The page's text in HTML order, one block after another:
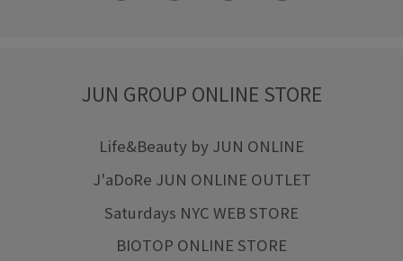
JUN GROUP ONLINE STORE
Life&Beauty by JUN ONLINE
J'aDoRe JUN ONLINE OUTLET
Saturdays NYC WEB STORE
BIOTOP ONLINE STORE